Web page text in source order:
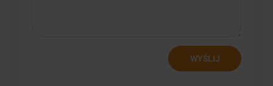
WYŚLIJ